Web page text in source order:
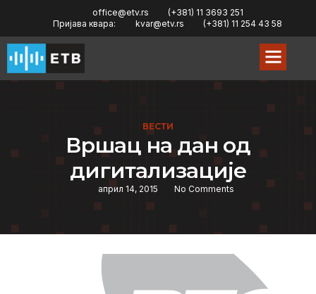
office@etv.rs
(+381) 11 3693 251
Пријава квара:
kvar@etv.rs (+381) 11 254 43 58
ВЕСТИ
Вршац на дан од
дигитализацијe
април 14, 2015 No Comments